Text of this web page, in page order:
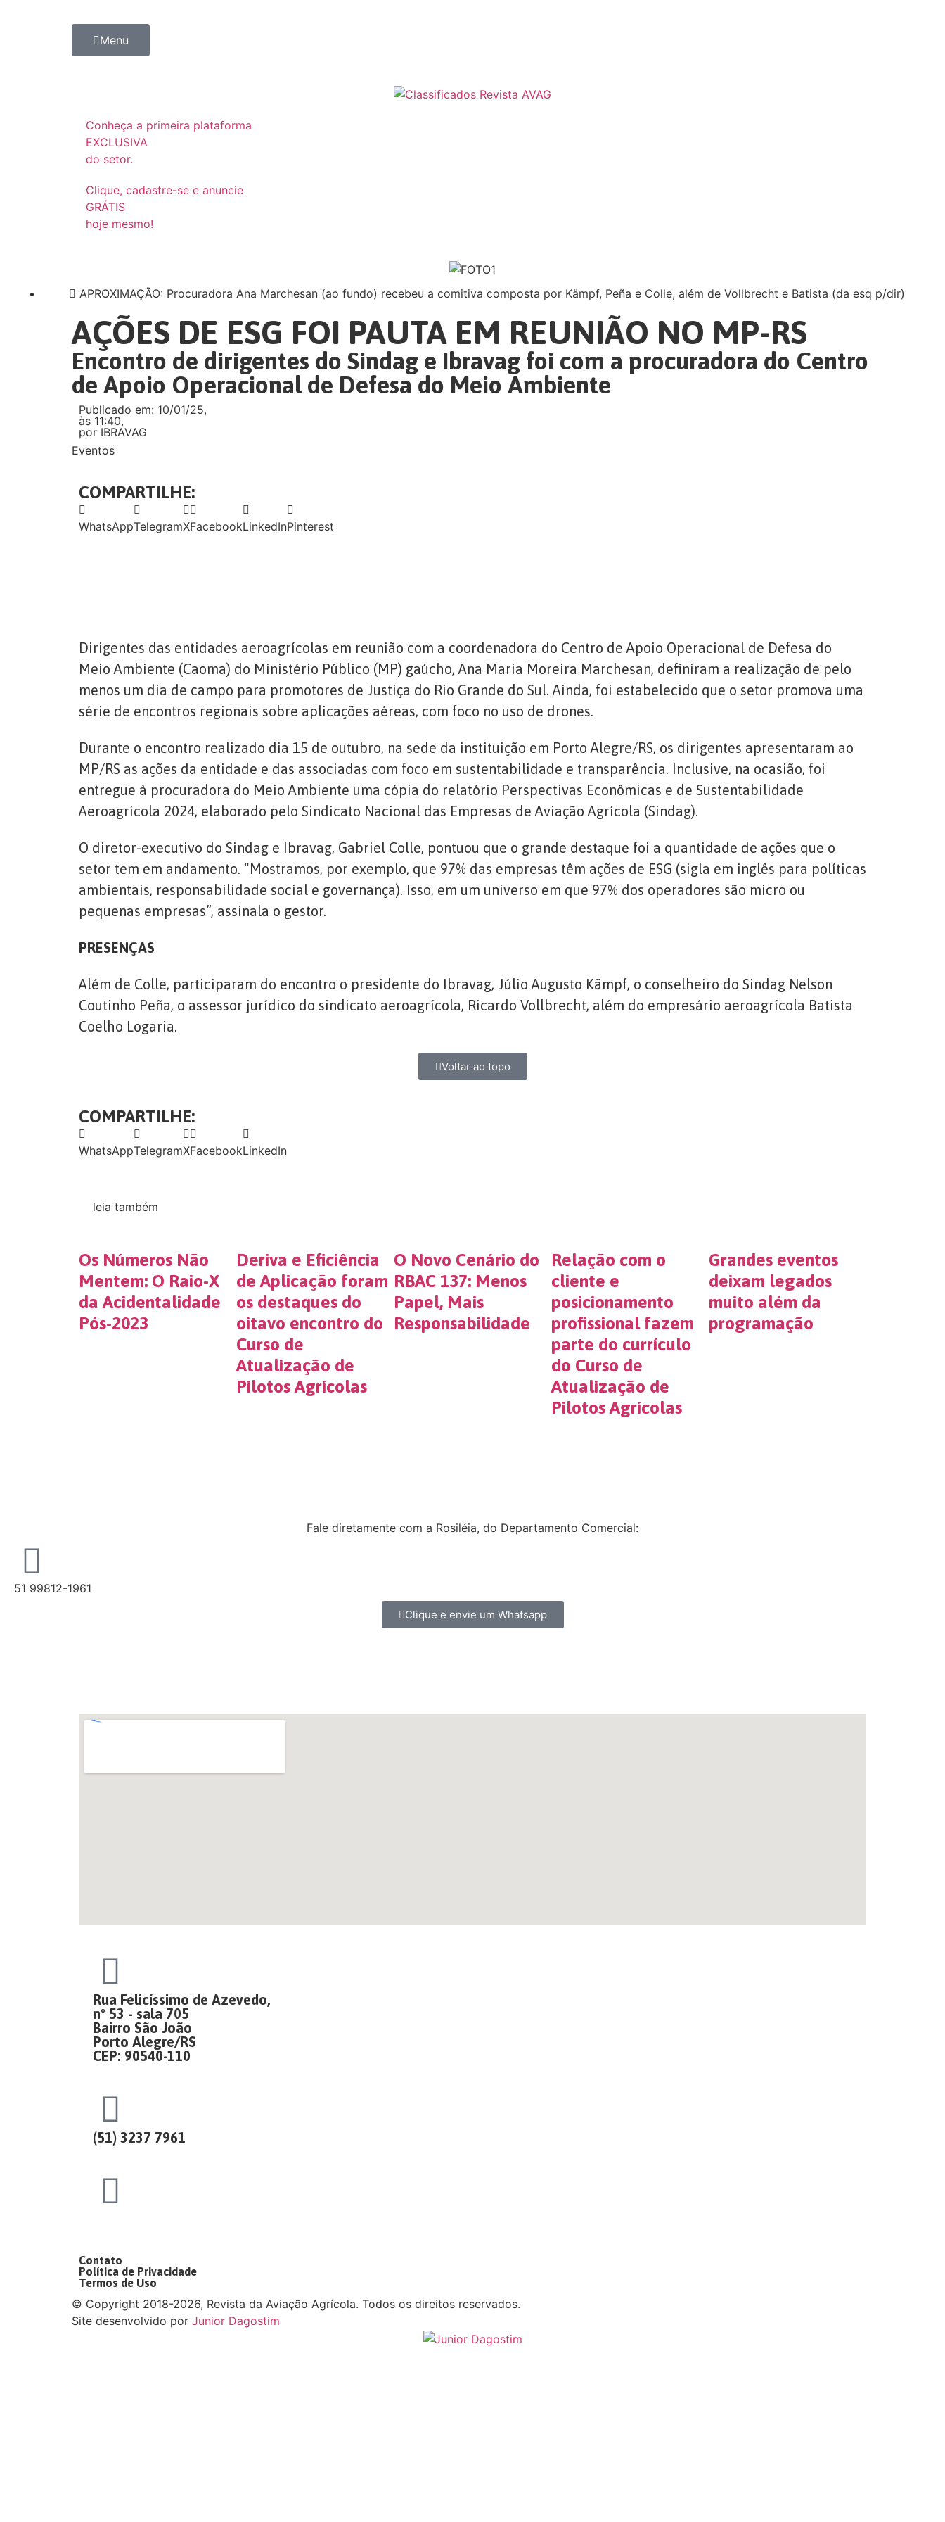
Menu
Conheça a primeira plataforma
EXCLUSIVA
do setor.
Clique, cadastre-se e anuncie
GRÁTIS
hoje mesmo!
APROXIMAÇÃO: Procuradora Ana Marchesan (ao fundo) recebeu a comitiva composta por Kämpf, Peña e Colle, além de Vollbrecht e Batista (da esq p/dir)
AÇÕES DE ESG FOI PAUTA EM REUNIÃO NO MP-RS
Encontro de dirigentes do Sindag e Ibravag foi com a procuradora do Centro
de Apoio Operacional de Defesa do Meio Ambiente
Publicado em: 10/01/25,
às 11:40,
por IBRAVAG
Eventos
COMPARTILHE:
WhatsAppTelegramXFacebookLinkedInPinterest
Dirigentes das entidades aeroagrícolas em reunião com a coordenadora do Centro de Apoio Operacional de Defesa do
Meio Ambiente (Caoma) do Ministério Público (MP) gaúcho, Ana Maria Moreira Marchesan, definiram a realização de pelo
menos um dia de campo para promotores de Justiça do Rio Grande do Sul. Ainda, foi estabelecido que o setor promova uma
série de encontros regionais sobre aplicações aéreas, com foco no uso de drones.
Durante o encontro realizado dia 15 de outubro, na sede da instituição em Porto Alegre/RS, os dirigentes apresentaram ao
MP/RS as ações da entidade e das associadas com foco em sustentabilidade e transparência. Inclusive, na ocasião, foi
entregue à procuradora do Meio Ambiente uma cópia do relatório Perspectivas Econômicas e de Sustentabilidade
Aeroagrícola 2024, elaborado pelo Sindicato Nacional das Empresas de Aviação Agrícola (Sindag).
O diretor-executivo do Sindag e Ibravag, Gabriel Colle, pontuou que o grande destaque foi a quantidade de ações que o
setor tem em andamento. “Mostramos, por exemplo, que 97% das empresas têm ações de ESG (sigla em inglês para políticas
ambientais, responsabilidade social e governança). Isso, em um universo em que 97% dos operadores são micro ou
pequenas empresas”, assinala o gestor.
PRESENÇAS
Além de Colle, participaram do encontro o presidente do Ibravag, Júlio Augusto Kämpf, o conselheiro do Sindag Nelson
Coutinho Peña, o assessor jurídico do sindicato aeroagrícola, Ricardo Vollbrecht, além do empresário aeroagrícola Batista
Coelho Logaria.
Voltar ao topo
COMPARTILHE:
WhatsAppTelegramXFacebookLinkedIn
leia também
Os Números Não
Mentem: O Raio-X
da Acidentalidade
Pós-2023
Deriva e Eficiência
de Aplicação foram
os destaques do
oitavo encontro do
Curso de
Atualização de
Pilotos Agrícolas
O Novo Cenário do
RBAC 137: Menos
Papel, Mais
Responsabilidade
Relação com o
cliente e
posicionamento
profissional fazem
parte do currículo
do Curso de
Atualização de
Pilotos Agrícolas
Grandes eventos
deixam legados
muito além da
programação
Fale diretamente com a Rosiléia, do Departamento Comercial:
51 99812-1961
Clique e envie um Whatsapp
Rua Felicíssimo de Azevedo,
nº 53 - sala 705
Bairro São João
Porto Alegre/RS
CEP: 90540-110
(51) 3237 7961
Contato
Política de Privacidade
Termos de Uso
© Copyright 2018-2026, Revista da Aviação Agrícola. Todos os direitos reservados.
Site desenvolvido por Junior Dagostim